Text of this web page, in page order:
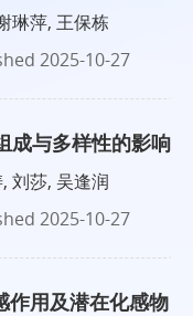
琳萍, 王保栋
2025-10-27
成与多样性的影响
刘莎, 吴逢润
2025-10-27
作用及潜在化感物